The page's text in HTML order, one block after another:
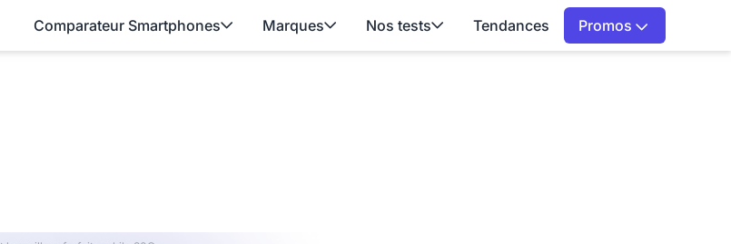
Comparateur Smartphones Marques Nos tests Tendances Promos